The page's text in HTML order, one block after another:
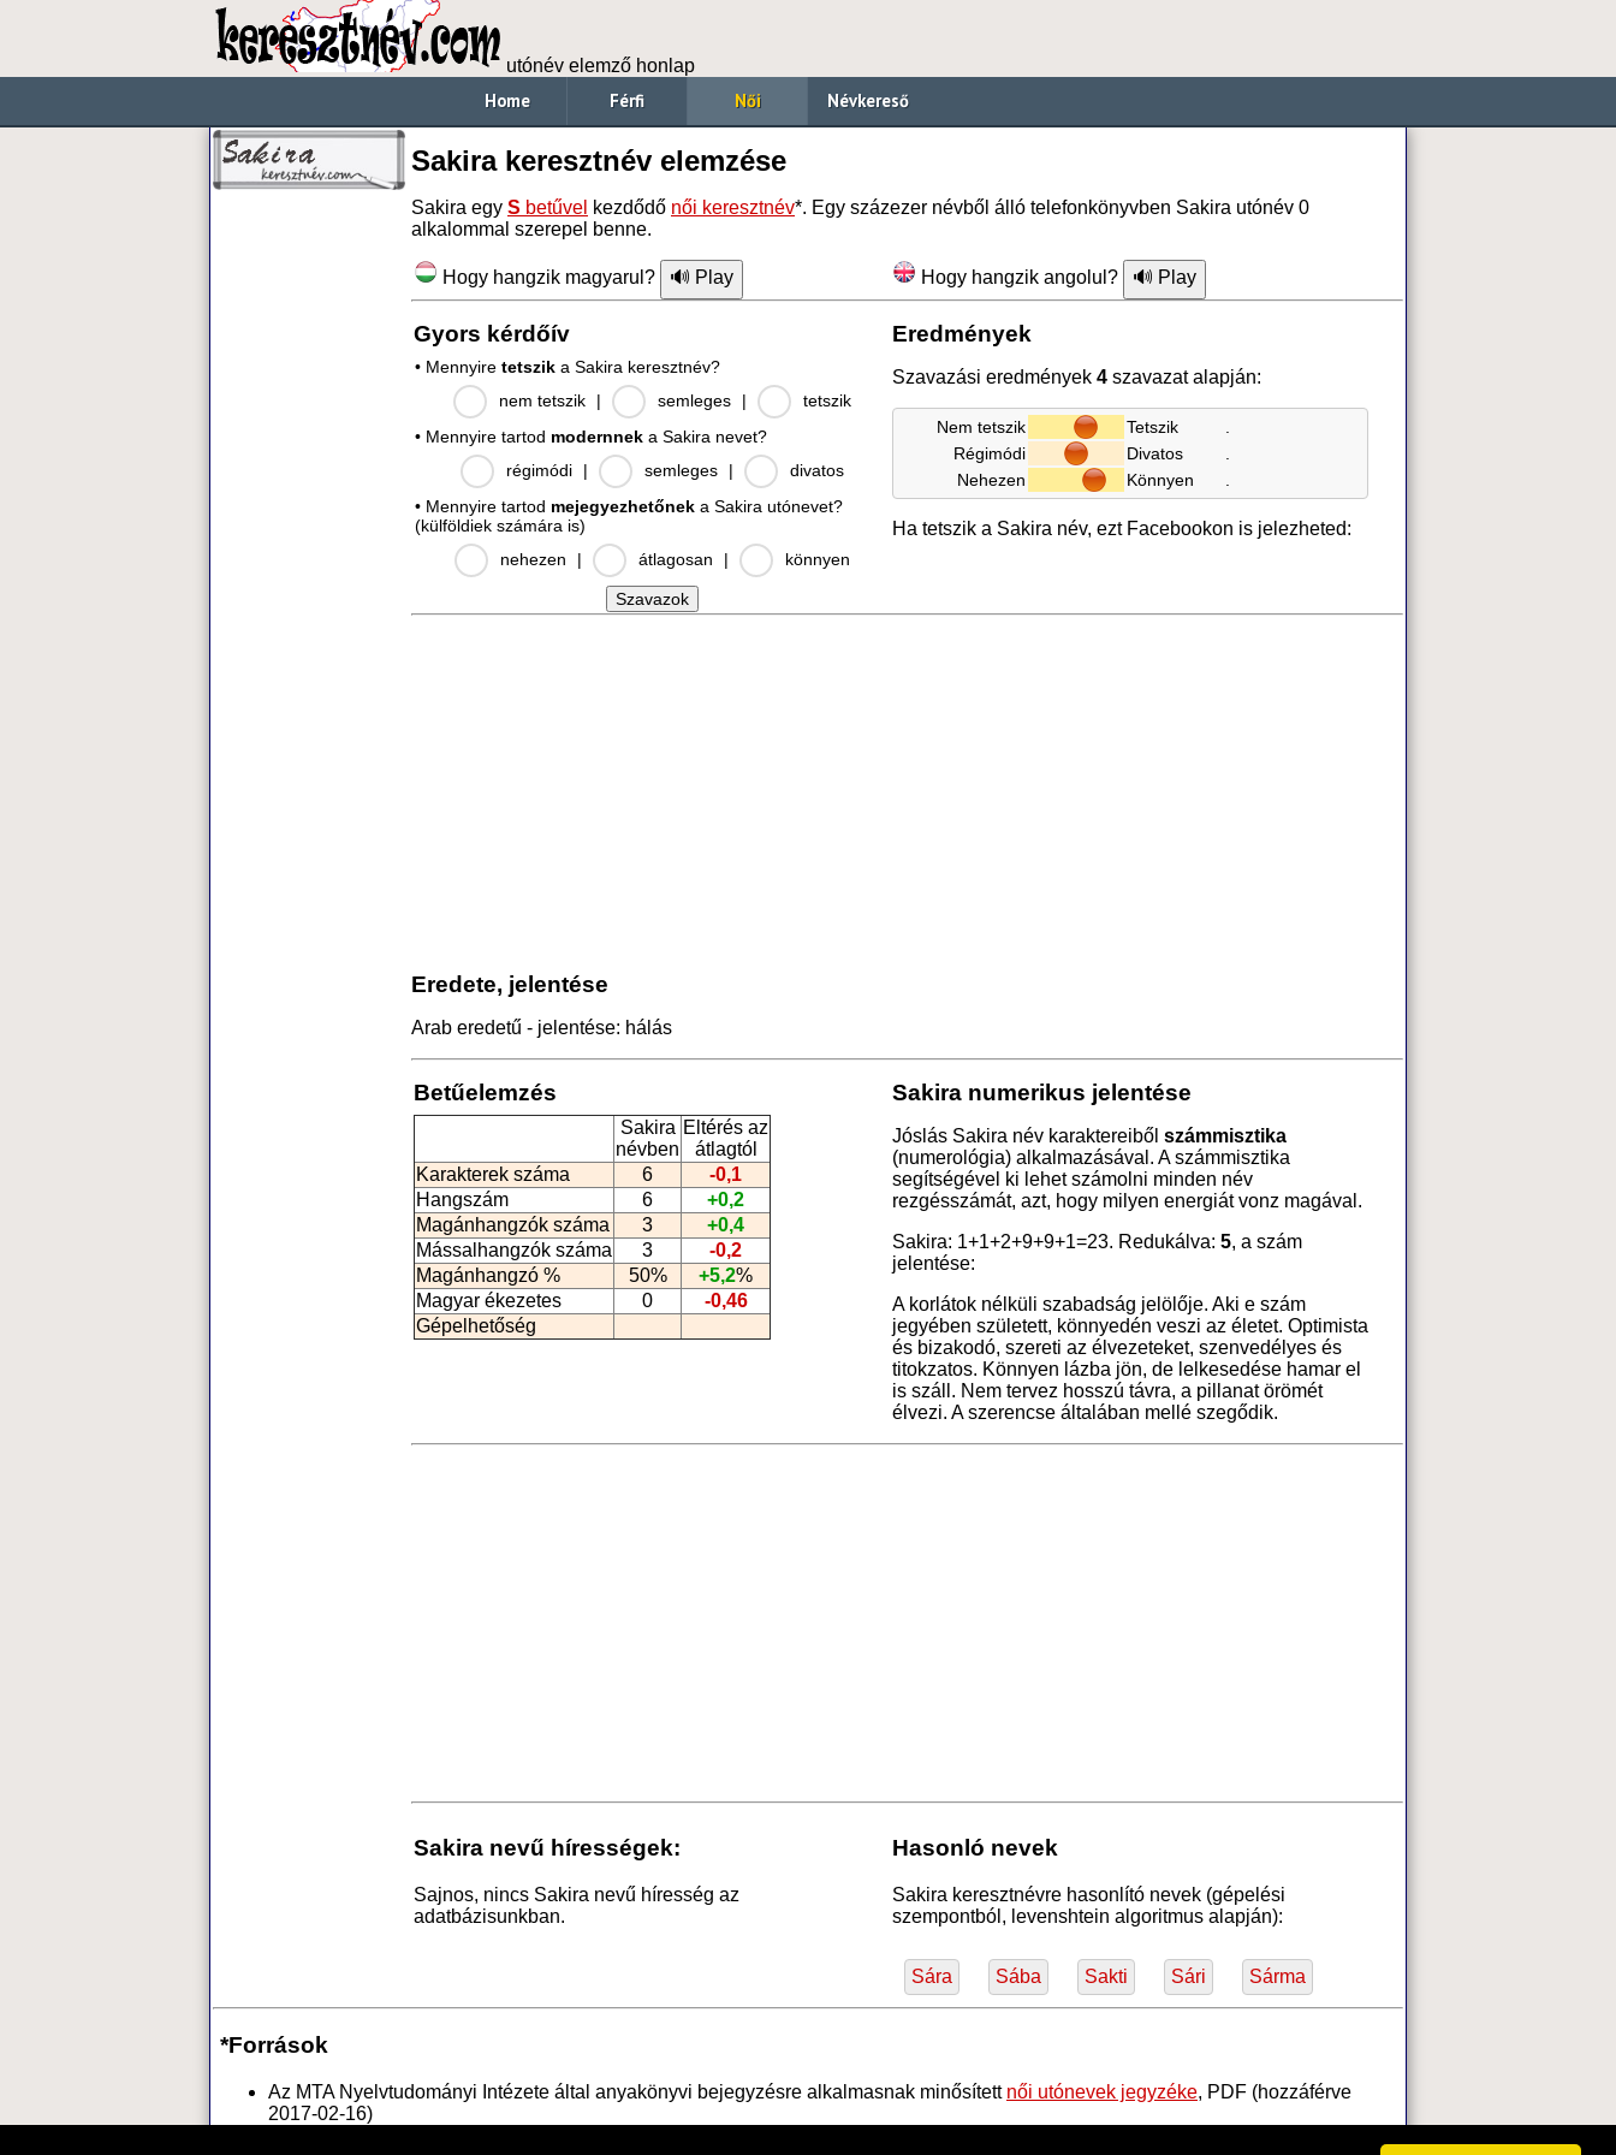
utónév elemző honlap
Home Férfi Női Névkereső
Sakira keresztnév elemzése
Sakira egy S betűvel kezdődő női keresztnév*. Egy százezer névből álló telefonkönyvben Sakira utónév 0
alkalommal szerepel benne.
Hogy hangzik magyarul? Hogy hangzik angolul?
Gyors kérdőív
• Mennyire tetszik a Sakira keresztnév?
nem tetszik
| semleges |
tetszik
• Mennyire tartod modernnek a Sakira nevet?
régimódi
| semleges |
divatos
• Mennyire tartod mejegyezhetőnek a Sakira utónevet?
(külföldiek számára is)
nehezen
| átlagosan | könnyen
Eredmények
Szavazási eredmények 4 szavazat alapján:
Nem tetszik Tetszik
Régimódi
Divatos
Nehezen
Könnyen
Ha tetszik a Sakira név, ezt Facebookon is jelezheted:
Eredete, jelentése
Arab eredetű - jelentése: hálás
Betűelemzés
Sakira
névben
Eltérés az
átlagtól
Karakterek száma
6
-0,1
Hangszám
6
+0,2
Magánhangzók száma
3
+0,4
Mássalhangzók száma
3
-0,2
Magánhangzó %
50% +5,2%
Magyar ékezetes
0
-0,46
Gépelhetőség
Sakira numerikus jelentése
Jóslás Sakira név karaktereiből számmisztika
(numerológia) alkalmazásával. A számmisztika
segítségével ki lehet számolni minden név
rezgésszámát, azt, hogy milyen energiát vonz magával.
Sakira: 1+1+2+9+9+1=23. Redukálva: 5, a szám
jelentése:
A korlátok nélküli szabadság jelölője. Aki e szám
jegyében született, könnyedén veszi az életet. Optimista
és bizakodó, szereti az élvezeteket, szenvedélyes és
titokzatos. Könnyen lázba jön, de lelkesedése hamar el
is száll. Nem tervez hosszú távra, a pillanat örömét
élvezi. A szerencse általában mellé szegődik.
Sakira nevű hírességek:
Sajnos, nincs Sakira nevű híresség az
adatbázisunkban.
Hasonló nevek
Sakira keresztnévre hasonlító nevek (gépelési
szempontból, levenshtein algoritmus alapján):
Sára Sába Sakti Sári Sárma
*Források
Az MTA Nyelvtudományi Intézete által anyakönyvi bejegyzésre alkalmasnak minősített női utónevek jegyzéke, PDF (hozzáférve
2017-02-16)